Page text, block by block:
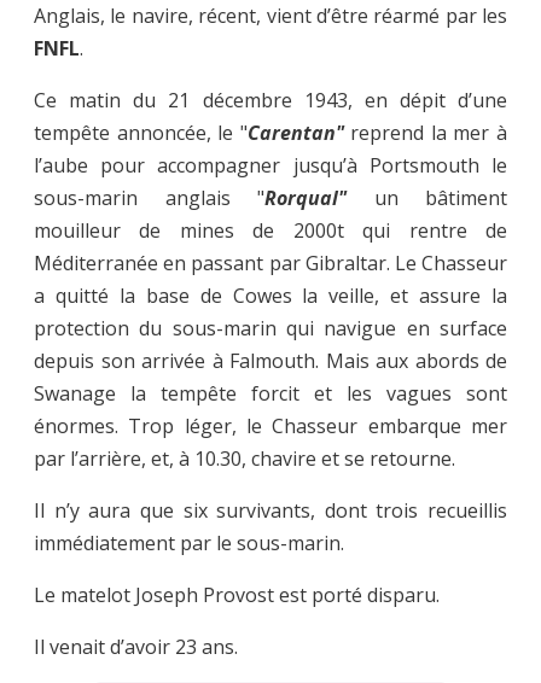
Anglais, le navire, récent, vient d’être réarmé par les
FNFL.
Ce matin du 21 décembre 1943, en dépit d’une
tempête annoncée, le "Carentan"reprend la mer à
l’aube pour accompagner jusqu’à Portsmouth le
sous-marin anglais "Rorqual"un bâtiment
mouilleur de mines de 2000t qui rentre de
Méditerranée en passant par Gibraltar. Le Chasseur
a quitté la base de Cowes la veille, et assure la
protection du sous-marin qui navigue en surface
depuis son arrivée à Falmouth. Mais aux abords de
Swanage la tempête forcit et les vagues sont
énormes. Trop léger, le Chasseur embarque mer
par l’arrière, et, à 10.30, chavire et se retourne.
Il n’y aura que six survivants, dont trois recueillis
immédiatement par le sous-marin.
Le matelot Joseph Provost est porté disparu.
Il venait d’avoir 23 ans.